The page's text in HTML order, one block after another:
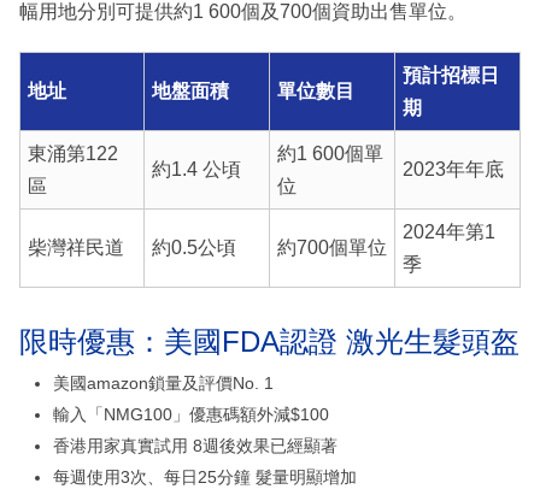
幅用地分別可提供約1 600個及700個資助出售單位。
地址 地盤面積 單位數目
預計招標日
期
東涌第122
區
約1.4 公頃
約1 600個單
位
2023年年底
柴灣祥民道 約0.5公頃 約700個單位
2024年第1
季
限時優惠：美國FDA認證 激光生髮頭盔
美國amazon鎖量及評價No. 1
輸入「NMG100」優惠碼額外減$100
香港用家真實試用 8週後效果已經顯著
每週使用3次、每日25分鐘 髮量明顯增加